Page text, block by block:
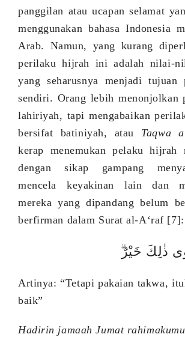
panggilan atau ucapan selamat
menggunakan bahasa Indonesia
Arab. Namun, yang kurang
perilaku hijrah ini adalah nilai-
yang seharusnya menjadi tujuan
sendiri. Orang lebih menonjolkan
lahiriyah, tapi mengabaikan
bersifat batiniyah, atau Taqwa
kerap menemukan pelaku hijrah
dengan sikap gampang
mencela keyakinan lain dan
mereka yang dipandang belum
berfirman dalam Suratal-A‘raf [7]:
ذٰلِكَ خَيْرٌ
Artinya: “Tetapi pakaian takwa,
baik”
Hadirin jamaah Jumat